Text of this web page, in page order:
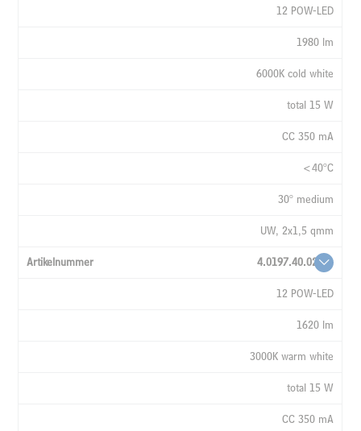
12 POW-LED
1980 lm
6000K cold white
total 15 W
CC 350 mA
<40°C
30° medium
UW, 2x1,5 qmm
4.0197.40.02
12 POW-LED
1620 lm
3000K warm white
total 15 W
CC 350 mA